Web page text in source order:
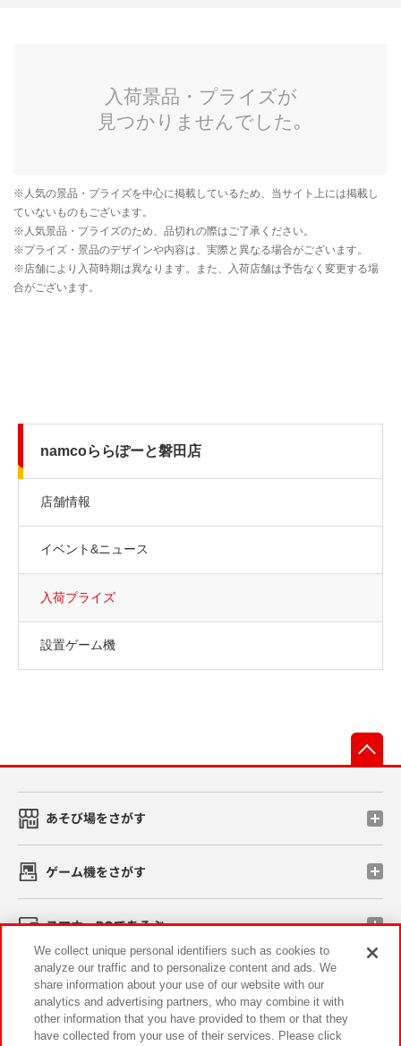
namcoららぽーと磐田店
店舗情報
イベント&ニュース
入荷プライズ
設置ゲーム機
あそび場をさがす
ゲーム機をさがす
スマホ・PCであそぶ
イベント・キャンペーン
We collect unique personal identifiers such as cookies to
analyze our traffic and to personalize content and ads. We
share information about your use of our website with our
analytics and advertising partners, who may combine it with
other information that you have provided to them or that they
have collected from your use of their services. Please click